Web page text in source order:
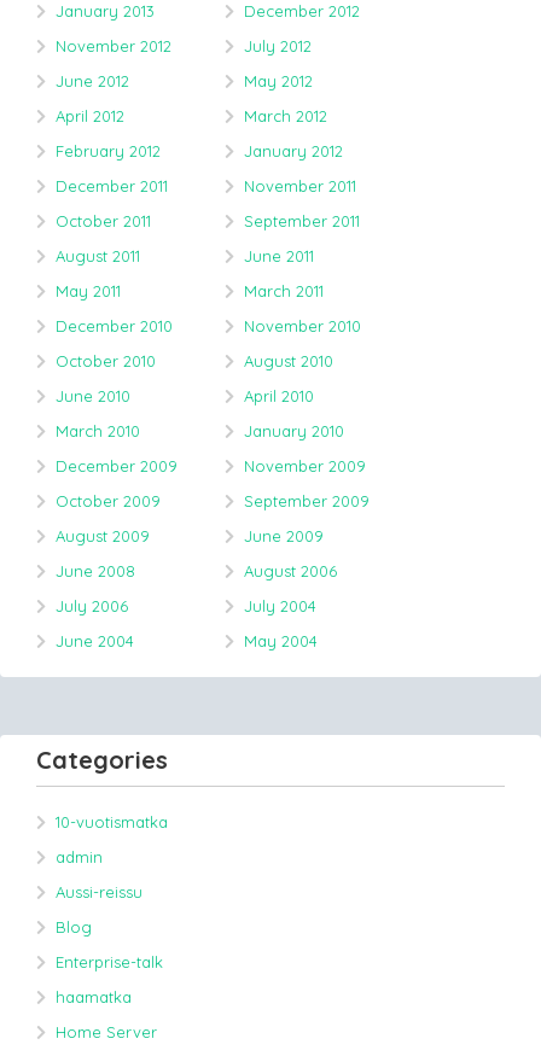
January 2013
December 2012
November 2012
July 2012
June 2012
May 2012
April 2012
March 2012
February 2012
January 2012
December 2011
November 2011
October 2011
September 2011
August 2011
June 2011
May 2011
March 2011
December 2010
November 2010
October 2010
August 2010
June 2010
April 2010
March 2010
January 2010
December 2009
November 2009
October 2009
September 2009
August 2009
June 2009
June 2008
August 2006
July 2006
July 2004
June 2004
May 2004
Categories
10-vuotismatka
admin
Aussi-reissu
Blog
Enterprise-talk
haamatka
Home Server